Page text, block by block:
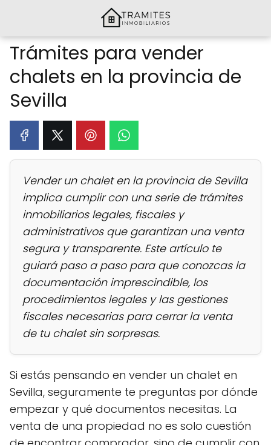
Trámites para vender
chalets en la provincia de
Sevilla
Vender un chalet en la provincia de Sevilla
implica cumplir con una serie de trámites
inmobiliarios legales, fiscales y
administrativos que garantizan una venta
segura y transparente. Este artículo te
guiará paso a paso para que conozcas la
documentación imprescindible, los
procedimientos legales y las gestiones
fiscales necesarias para cerrar la venta
de tu chalet sin sorpresas.
Si estás pensando en vender un chalet en
Sevilla, seguramente te preguntas por dónde
empezar y qué documentos necesitas. La
venta de una propiedad no es solo cuestión